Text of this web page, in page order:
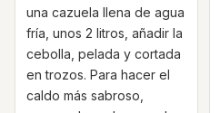
una cazuela llena de agua
fría, unos 2 litros, añadir la
cebolla, pelada y cortada
en trozos. Para hacer el
caldo más sabroso,